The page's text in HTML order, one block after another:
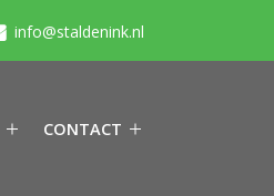
info@staldenink.nl
CONTACT